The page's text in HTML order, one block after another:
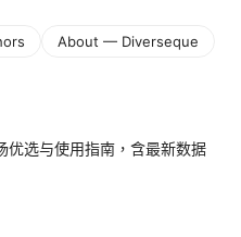
About — Diverseque
优选与使用指南，含最新数据